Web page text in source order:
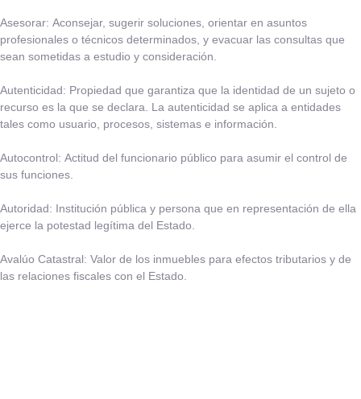
Asesorar: ​Aconsejar, sugerir soluciones, orientar en asuntos
profesionales o técnicos determinados, y evacuar las consultas que
sean sometidas a estudio y consideración.
Autenticidad: ​Propiedad que garantiza que la identidad de un sujeto o
recurso es la que se declara. La autenticidad se aplica a entidades
tales como usuario, procesos, sistemas e información.
Autocontrol: ​Actitud del funcionario público para asumir el control de
sus funciones.
Autoridad: ​Institución pública y persona que en representación de ella
ejerce la potestad legítima del Estado.​
Avalúo Catastral: ​Valor de los inmuebles para efectos tributarios y de
las relaciones fiscales con el Estado.​